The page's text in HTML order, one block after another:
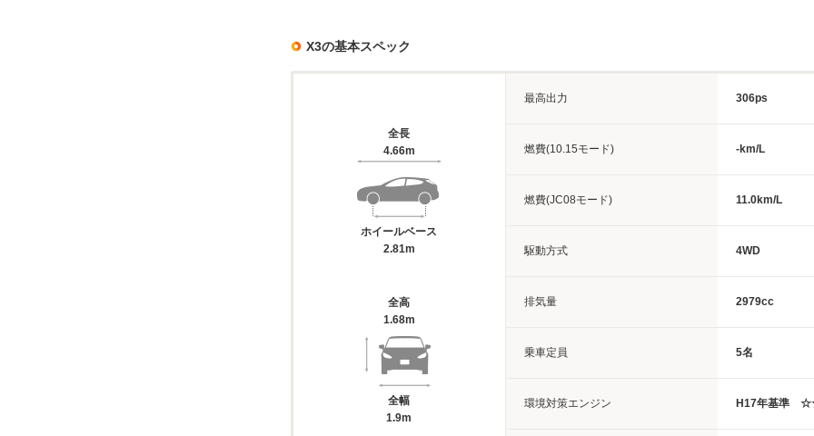
X3の基本スペック
全長
4.66m
ホイールベース
2.81m
全高
1.68m
全幅
1.9m
最高出力 306ps
燃費(10.15モード) -km/L
燃費(JC08モード) 11.0km/L
駆動方式 4WD
排気量 2979cc
乗車定員 5名
環境対策エンジン H17年基準